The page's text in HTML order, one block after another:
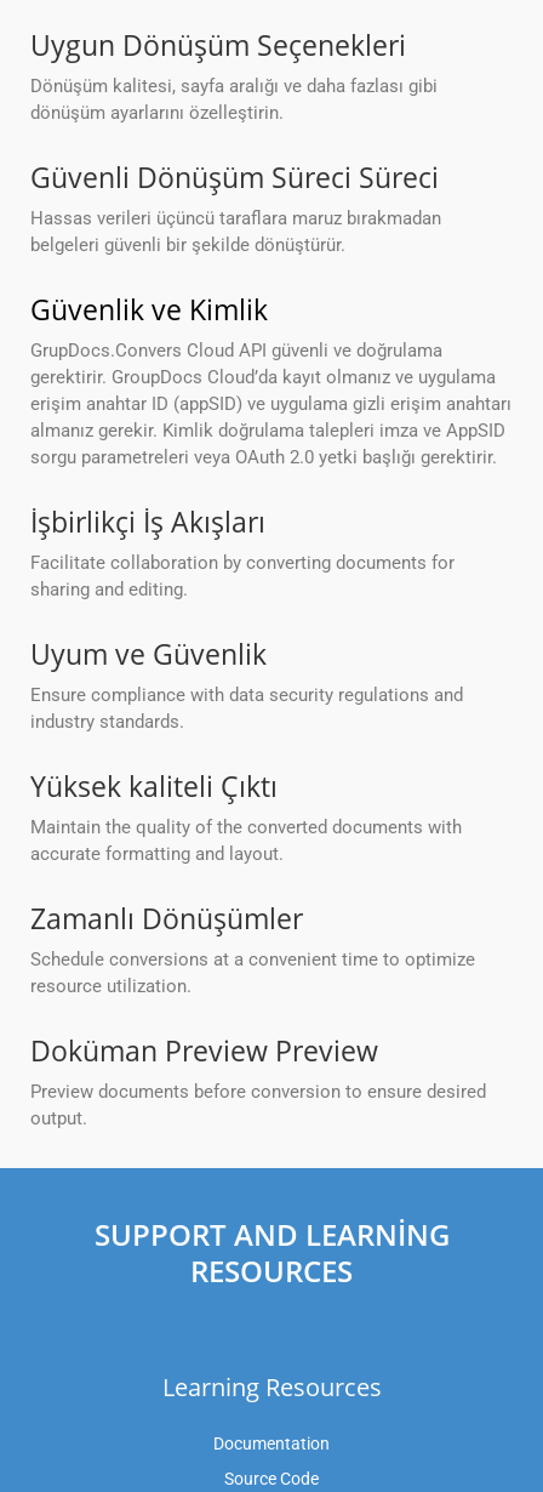
Uygun Dönüşüm Seçenekleri
Dönüşüm kalitesi, sayfa aralığı ve daha fazlası gibi
dönüşüm ayarlarını özelleştirin.
Güvenli Dönüşüm Süreci Süreci
Hassas verileri üçüncü taraflara maruz bırakmadan
belgeleri güvenli bir şekilde dönüştürür.
Güvenlik ve Kimlik
GrupDocs.Convers Cloud API güvenli ve doğrulama
gerektirir. GroupDocs Cloud’da kayıt olmanız ve uygulama
erişim anahtar ID (appSID) ve uygulama gizli erişim anahtarı
almanız gerekir. Kimlik doğrulama talepleri imza ve AppSID
sorgu parametreleri veya OAuth 2.0 yetki başlığı gerektirir.
İşbirlikçi İş Akışları
Facilitate collaboration by converting documents for
sharing and editing.
Uyum ve Güvenlik
Ensure compliance with data security regulations and
industry standards.
Yüksek kaliteli Çıktı
Maintain the quality of the converted documents with
accurate formatting and layout.
Zamanlı Dönüşümler
Schedule conversions at a convenient time to optimize
resource utilization.
Doküman Preview Preview
Preview documents before conversion to ensure desired
output.
SUPPORT AND LEARNING
RESOURCES
Learning Resources
Documentation
Source Code